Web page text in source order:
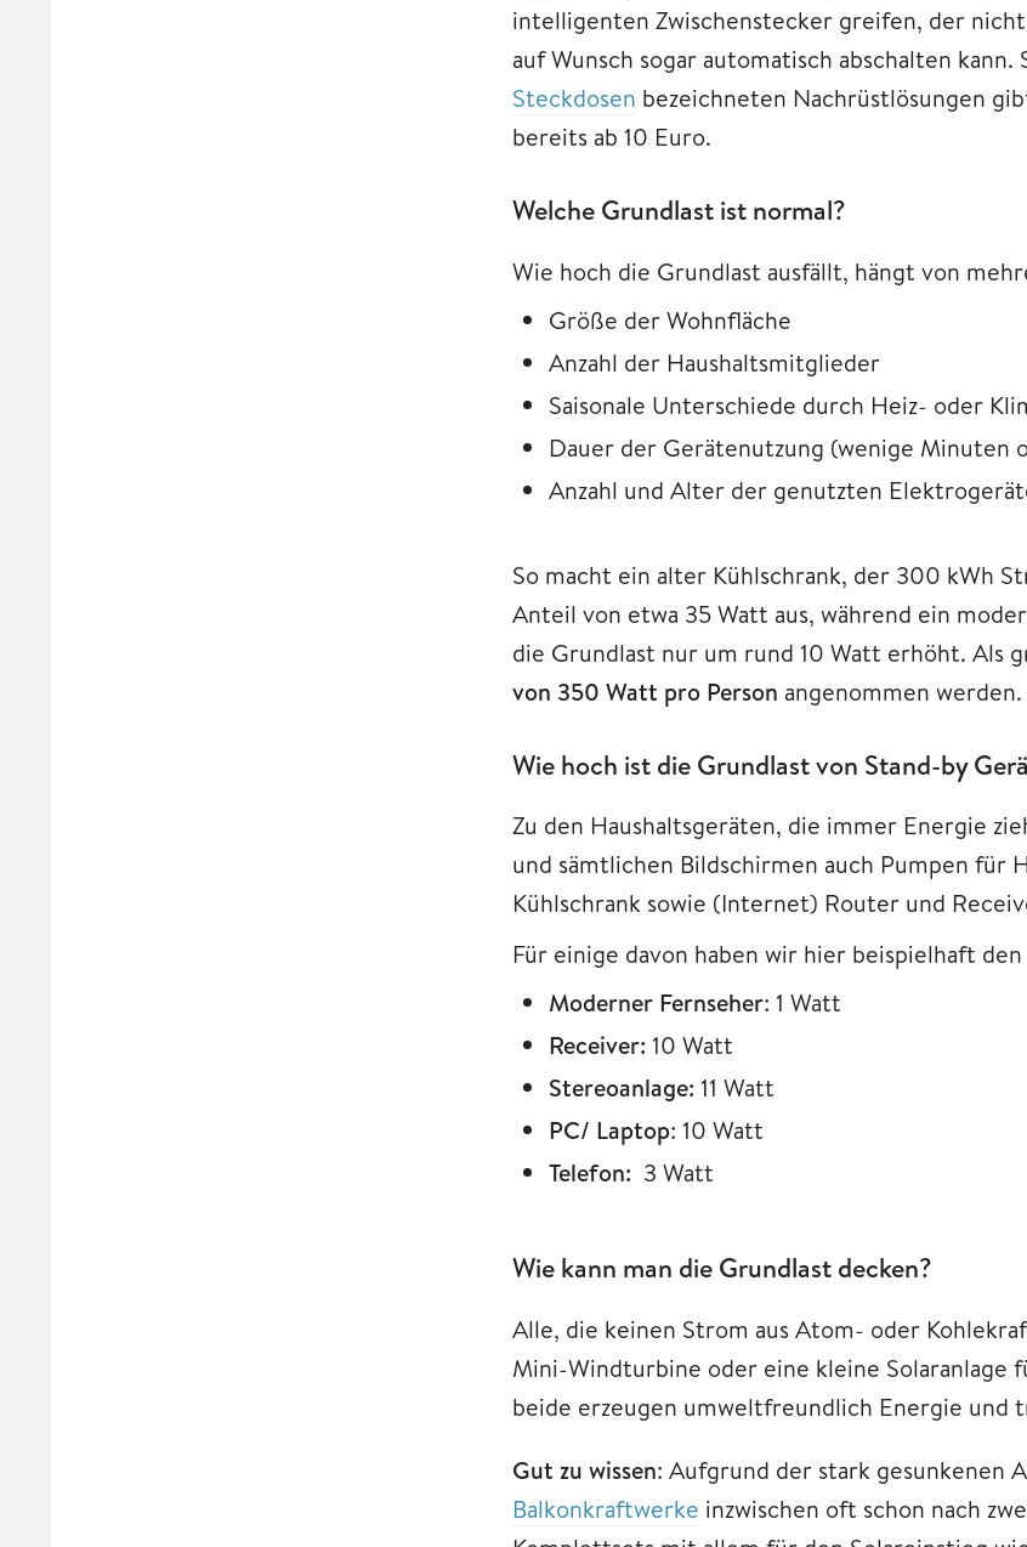
intelligenten Zwischenstecker greifen, der
auf Wunsch sogar automatisch abschalten
Steckdosen bezeichneten Nachrüstlösungen
bereits ab 10 Euro.
Welche Grundlast ist normal?
Wie hoch die Grundlast ausfällt, hängt von
Größe der Wohnfläche
Anzahl der Haushaltsmitglieder
Saisonale Unterschiede durch Heiz- oder
Dauer der Gerätenutzung (wenige Minuten
Anzahl und Alter der genutzten
So macht ein alter Kühlschrank, der 300 kWh
Anteil von etwa 35 Watt aus, während ein
die Grundlast nur um rund 10 Watt erhöht. Als
von 350 Watt pro Person angenommen werden.
Wie hoch ist die Grundlast von Stand-by
Zu den Haushaltsgeräten, die immer Energie
und sämtlichen Bildschirmen auch Pumpen für
Kühlschrank sowie (Internet) Router und
Für einige davon haben wir hier beispielhaft
Moderner Fernseher: 1 Watt
Receiver: 10 Watt
Stereoanlage: 11 Watt
PC/ Laptop: 10 Watt
Telefon: 3 Watt
Wie kann man die Grundlast decken?
Alle, die keinen Strom aus Atom- oder
Mini-Windturbine oder eine kleine Solaranlage
beide erzeugen umweltfreundlich Energie und
Gut zu wissen: Aufgrund der stark gesunkenen
Balkonkraftwerke inzwischen oft schon nach